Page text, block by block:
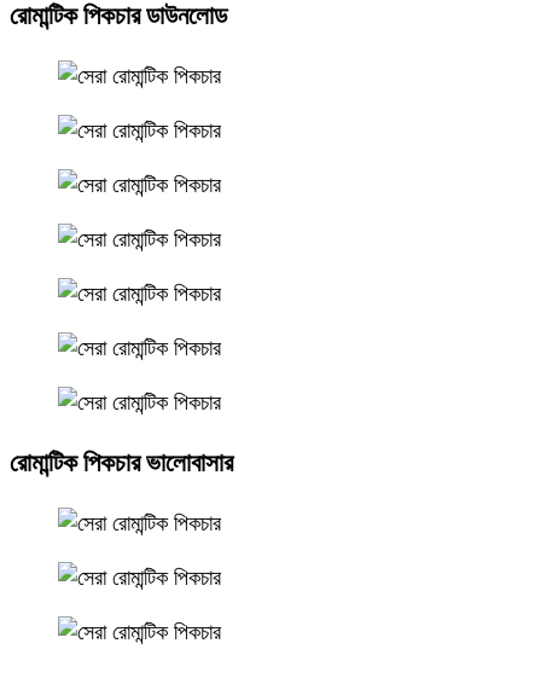
রোমান্টিক পিকচার ডাউনলোড
রোমান্টিক পিকচার ভালোবাসার